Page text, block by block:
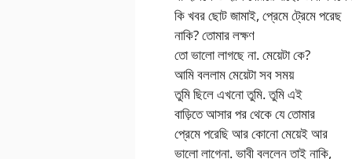
কি খবর ছোট জামাই, প্রেমে ট্রেমে পরেছ
নাকি? তোমার লক্ষণ
তো ভালো লাগছে না. মেয়েটা কে?
আমি বললাম মেয়েটা সব সময়
তুমি ছিলে এখনো তুমি. তুমি এই
বাড়িতে আসার পর থেকে যে তোমার
প্রেমে পরেছি আর কোনো মেয়েই আর
ভালো লাগেনা. ভাবী বললেন তাই নাকি,